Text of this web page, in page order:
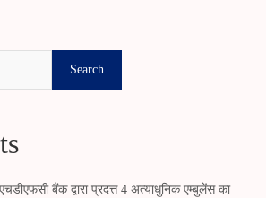
Search
बैंक द्वारा प्रदत्त 4 अत्याधुनिक एम्बुलेंस का